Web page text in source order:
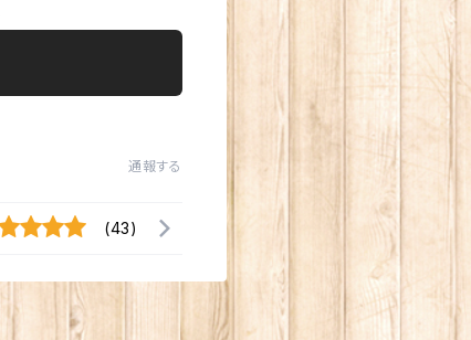
通報する
(43)
寝具
ペーパー類
ゴミ袋
スマホストラップ
洗剤
エプロン
鍋敷き・鍋つかみ
その他
クリアファイル
消しゴム
クリップ
シロップ
その他・健康食品